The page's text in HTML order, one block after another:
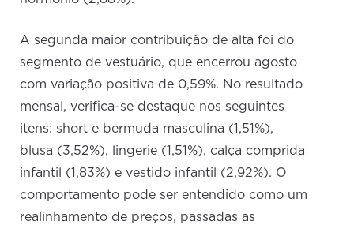
A segunda maior contribuição de alta foi do
segmento de vestuário, que encerrou agosto
com variação positiva de 0,59%. No resultado
mensal, verifica-se destaque nos seguintes
itens: short e bermuda masculina (1,51%),
blusa (3,52%), lingerie (1,51%), calça comprida
infantil (1,83%) e vestido infantil (2,92%). O
comportamento pode ser entendido como um
realinhamento de preços, passadas as